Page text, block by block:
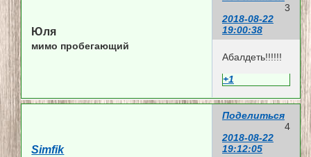
3
2018-08-22
19:00:38
Юля
мимо пробегающий
Абалдеть!!!!!!
+1
Поделиться
4
2018-08-22
19:12:05
Simfik